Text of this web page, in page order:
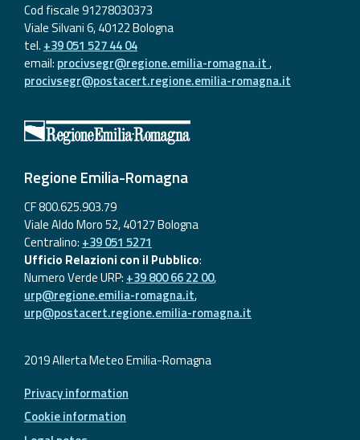
Operational
Tools
Report
Updates
Useful info
FAQ
For
developers
About the
project
Contacts
Cod fiscale 91278030373
Viale Silvani 6, 40122 Bologna
tel. +39 051 527 44 04
email: procivsegr@regione.emilia-romagna.it,
procivsegr@postacert.regione.emilia-romagna.it
Regione Emilia-Romagna
CF 800.625.903.79
Viale Aldo Moro 52, 40127 Bologna
Centralino: +39 051 5271
Ufficio Relazioni con il Pubblico:
Numero Verde URP: +39 800 66 22 00,
urp@regione.emilia-romagna.it,
urp@postacert.regione.emilia-romagna.it
2019 Allerta Meteo Emilia-Romagna
Privacy information
Cookie information